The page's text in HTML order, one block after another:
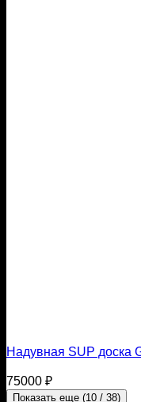
Надувная SUP доска
75000 ₽
Показать еще (10 / 38)